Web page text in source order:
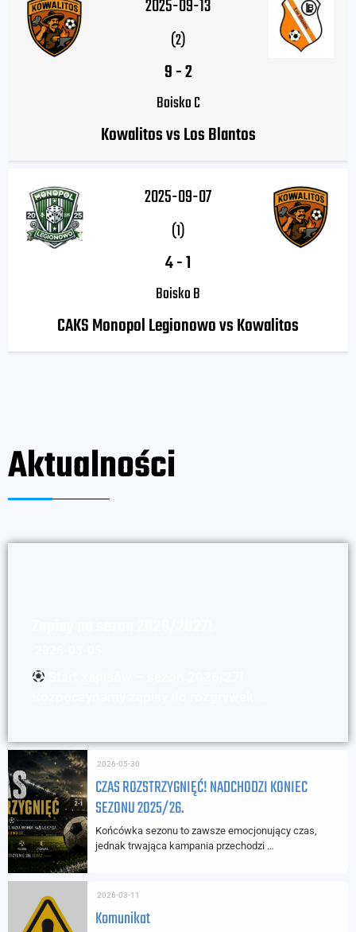
2025-09-13
(2)
9-2
Boisko C
Kowalitos vs Los Blantos
2025-09-07
(1)
4-1
Boisko B
CAKS Monopol Legionowo vs Kowalitos
Aktualności
CZAS ROZSTRZYGNIĘĆ! NADCHODZI KONIEC
SEZONU 2025/26.
2026-05-30
Końcówka sezonu to zawsze emocjonujący czas,
jednak trwająca kampania przechodzi …
Komunikat
2026-03-11